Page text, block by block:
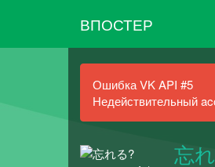
ВПОСТЕР
Ошибка VK API #5
Недействительный
忘